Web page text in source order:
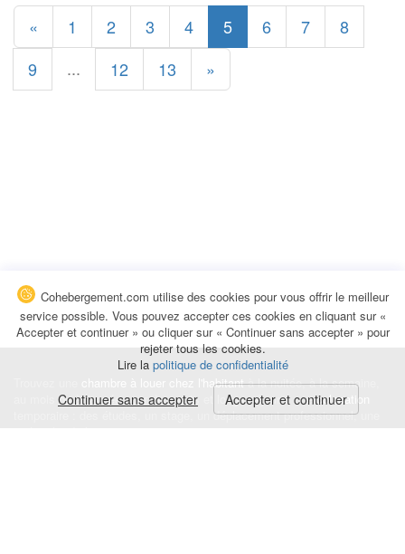
« 1 2 3 4 5 6 7
8
9
... 12 13 »
chambre à louer chez l'habitantà la nuitée, à la semaine,
au mois ou à l'année pour de courts et longs séjours, unecolocation
temporaire : des études, un stage, un déplacement professionnel, une
Cohebergement.com utilise des cookies pour vous offrir le meilleur
service possible. Vous pouvez accepter ces cookies en cliquant sur «
Accepter et continuer » ou cliquer sur « Continuer sans accepter » pour
rejeter tous les cookies.
Lire la politique de confidentialité
Continuer sans accepter Accepter et continuer